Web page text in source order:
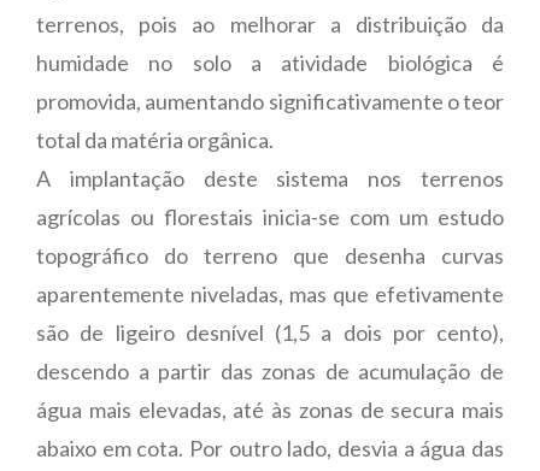
terrenos, pois ao melhorar a distribuição da
humidade no solo a atividade biológica é
promovida, aumentando significativamente o teor
total da matéria orgânica.
A implantação deste sistema nos terrenos
agrícolas ou florestais inicia-se com um estudo
topográfico do terreno que desenha curvas
aparentemente niveladas, mas que efetivamente
são de ligeiro desnível (1,5 a dois por cento),
descendo a partir das zonas de acumulação de
água mais elevadas, até às zonas de secura mais
abaixo em cota. Por outro lado, desvia a água das